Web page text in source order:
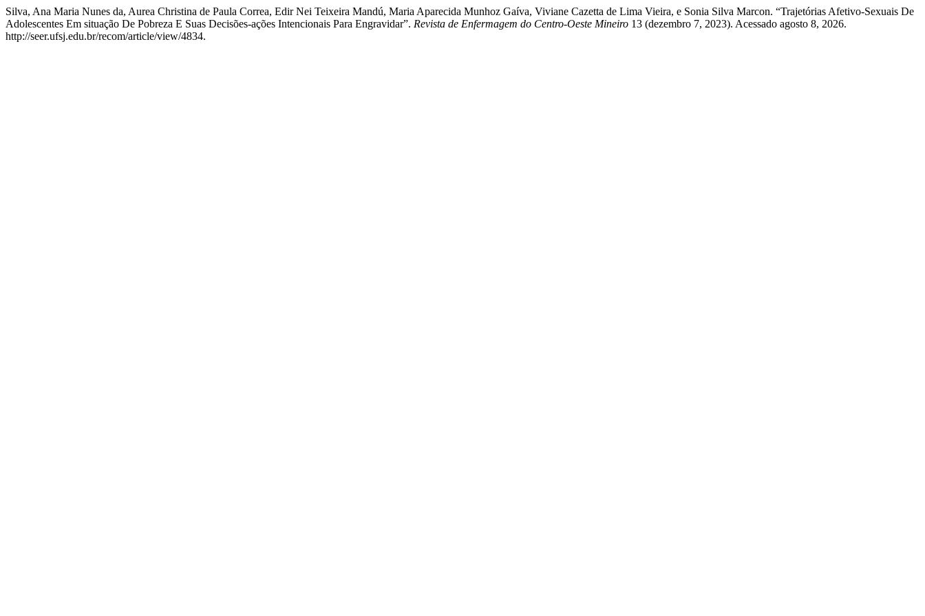
Silva, Ana Maria Nunes da, Aurea Christina de Paula Correa, Edir Nei Teixeira Mandú, Maria Aparecida Munhoz Gaíva, Viviane Cazetta de Lima Vieira, e Sonia Silva Marcon. “Trajetórias Afetivo-Sexuais De
Adolescentes Em situação De Pobreza E Suas Decisões-ações Intencionais Para Engravidar”. Revista de Enfermagem do Centro-Oeste Mineiro 13 (dezembro 7, 2023). Acessado agosto 8, 2026.
http://seer.ufsj.edu.br/recom/article/view/4834.